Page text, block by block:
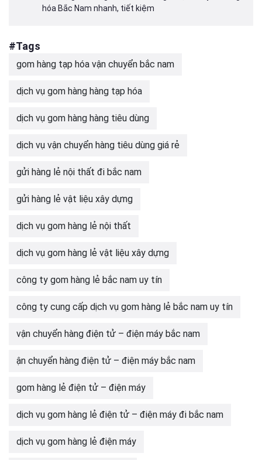
hóa Bắc Nam nhanh, tiết kiệm
#Tags
gom hàng tạp hóa vận chuyển bắc nam
dịch vụ gom hàng hàng tạp hóa
dịch vụ gom hàng hàng tiêu dùng
dịch vụ vận chuyển hàng tiêu dùng giá rẻ
gửi hàng lẻ nội thất đi bắc nam
gửi hàng lẻ vật liệu xây dựng
dịch vụ gom hàng lẻ nội thất
dịch vụ gom hàng lẻ vật liệu xây dựng
công ty gom hàng lẻ bắc nam uy tín
công ty cung cấp dịch vụ gom hàng lẻ bắc nam uy tín
vận chuyển hàng điện tử – điện máy bắc nam
ận chuyển hàng điện tử – điện máy bắc nam
gom hàng lẻ điện tử – điện máy
dịch vụ gom hàng lẻ điện tử – điện máy đi bắc nam
dịch vụ gom hàng lẻ điện máy